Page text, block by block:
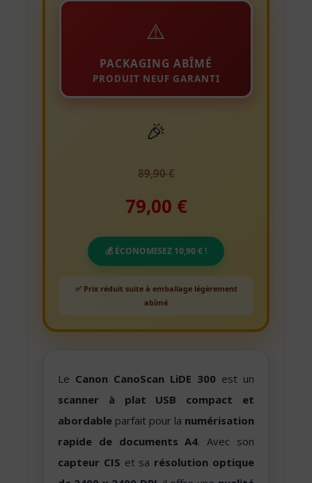
⚠️
PACKAGING ABÎMÉ
PRODUIT NEUF GARANTI
🎉
89,90 €
79,00 €
💰 ÉCONOMISEZ 10,90 € !
✅ Prix réduit suite à emballage légèrement
abîmé
Le Canon CanoScan LiDE 300 est un
scanner à plat USB compact et
abordableparfait pour la numérisation
rapide de documents A4. Avec son
capteur CIS et sa résolution optique